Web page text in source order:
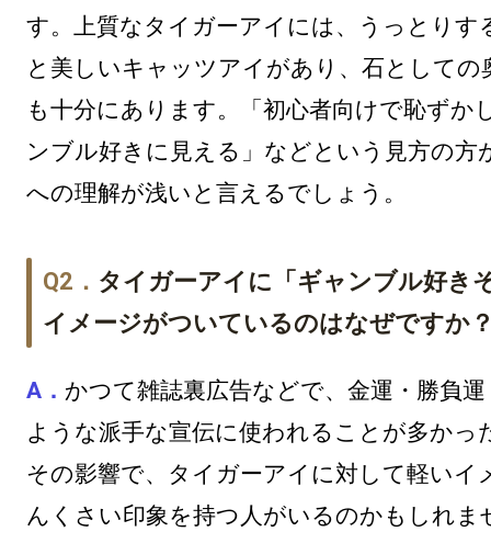
す。上質なタイガーアイには、うっとりす
と美しいキャッツアイがあり、石としての
も十分にあります。「初心者向けで恥ずか
ンブル好きに見える」などという見方の方
への理解が浅いと言えるでしょう。
タイガーアイに「ギャンブル好き
イメージがついているのはなぜですか
かつて雑誌裏広告などで、金運・勝負
ような派手な宣伝に使われることが多かっ
その影響で、タイガーアイに対して軽いイ
んくさい印象を持つ人がいるのかもしれま